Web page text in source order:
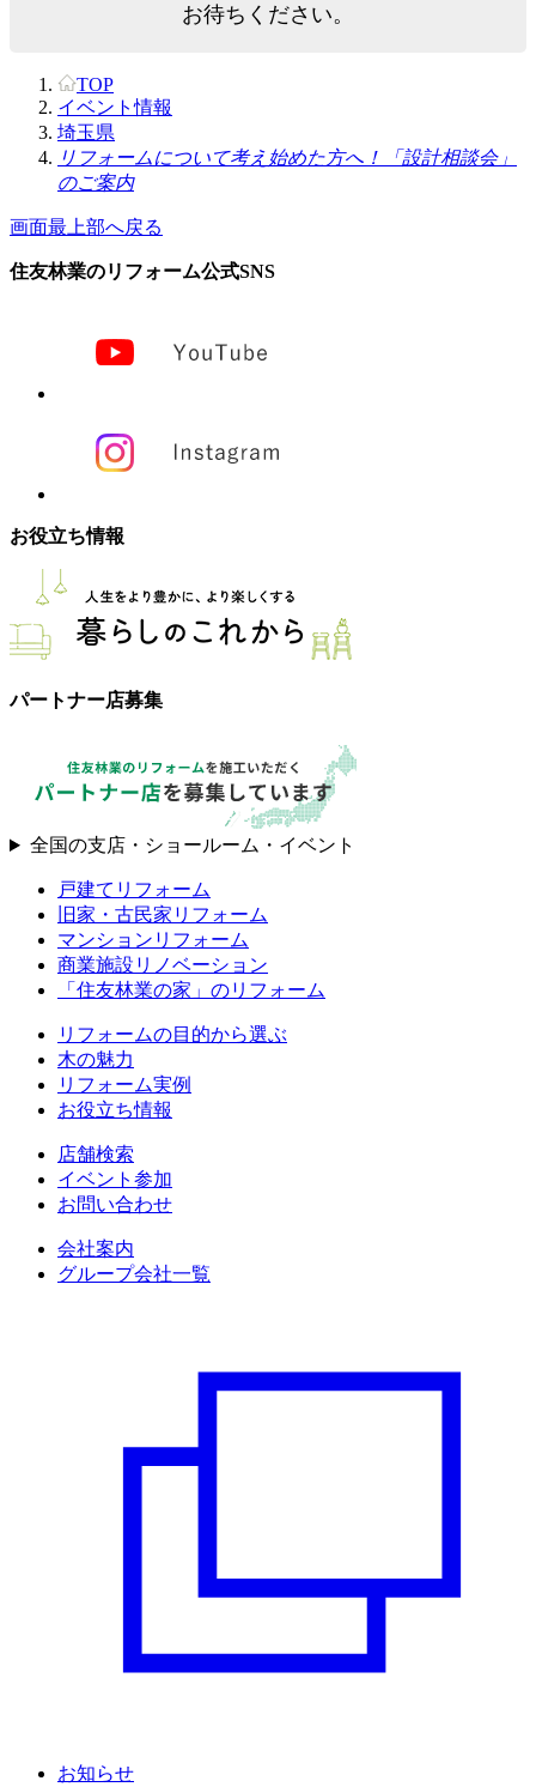
お待ちください。
TOP
イベント情報
埼玉県
リフォームについて考え始めた方へ！「設計相談会」
のご案内
画面最上部へ戻る
住友林業のリフォーム公式SNS
お役立ち情報
パートナー店募集
全国の支店・ショールーム・イベント
戸建てリフォーム
旧家・古民家リフォーム
マンションリフォーム
商業施設リノベーション
「住友林業の家」のリフォーム
リフォームの目的から選ぶ
木の魅力
リフォーム実例
お役立ち情報
店舗検索
イベント参加
お問い合わせ
会社案内
グループ会社一覧
お知らせ